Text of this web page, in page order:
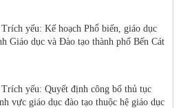
yếu: Kế hoạch Phổ biến, giáo dục
Giáo dục và Đào tạo thành phố Bến Cát
yếu: Quyết định công bố thủ tục
vực giáo dục đào tạo thuộc hệ giáo dục